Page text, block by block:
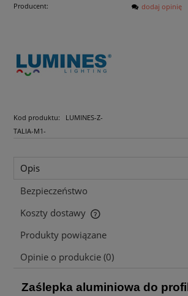
Producent:
Kod produktu:
LUMINES-Z-
TALIA-M1-
dodaj opinię
Opis
Bezpieczeństwo
Koszty dostawy
Cena nie zawiera ewentualnych kosztów
Produkty powiązane
Opinie o produkcie (0)
Zaślepka aluminiowa do